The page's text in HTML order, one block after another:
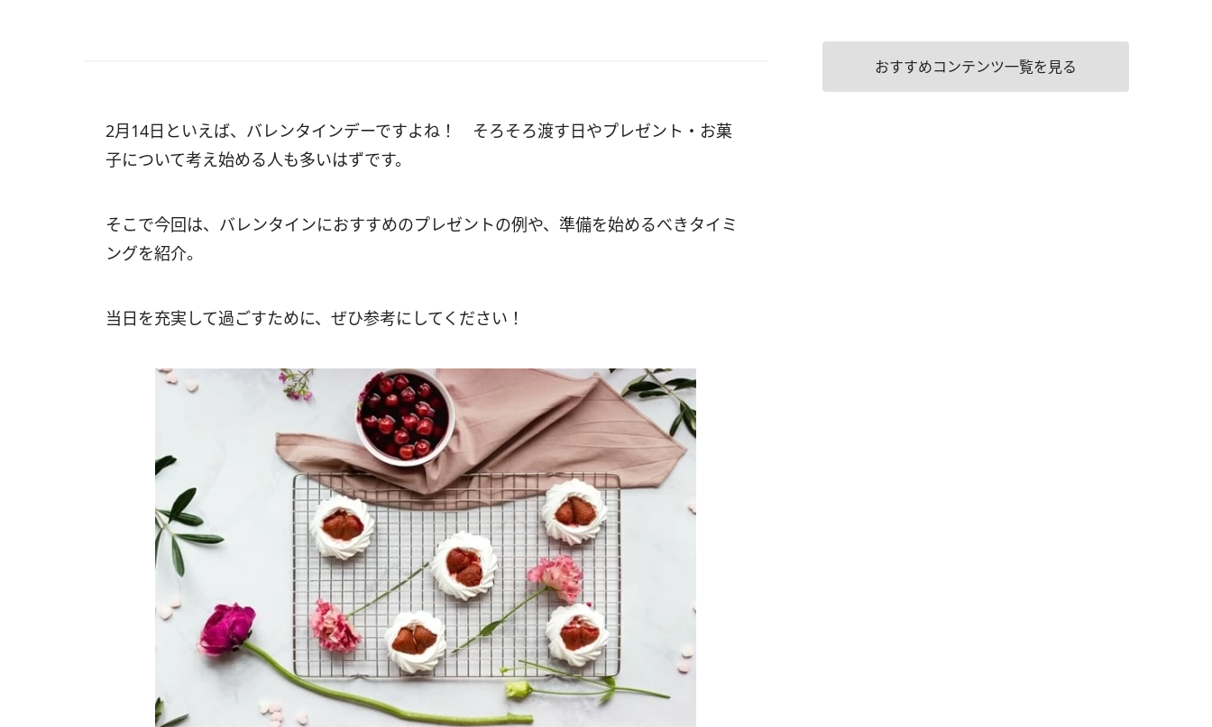
2月14日といえば、バレンタインデーですよね！ そろそろ渡す日やプレゼント・お菓
子について考え始める人も多いはずです。
そこで今回は、バレンタインにおすすめのプレゼントの例や、準備を始めるべきタイミ
ングを紹介。
当日を充実して過ごすために、ぜひ参考にしてください！
おすすめコンテンツ一覧を見る